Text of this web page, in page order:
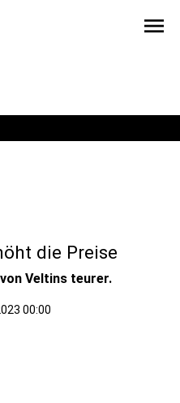
menu
die Preise
Veltins teurer.
00:00